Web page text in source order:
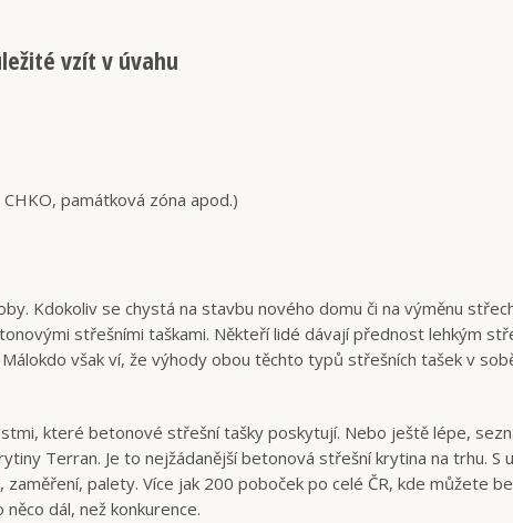
vzít v úvahu
památková zóna apod.)
Kdokoliv se chystá na stavbu nového domu či na výměnu
střešními taškami. Někteří lidé dávají přednost lehkým
Málokdo však ví, že výhody obou těchto typů střešních tašek v
které betonové střešní tašky poskytují. Nebo ještě lépe,
Terran. Je to nejžádanější betonová střešní krytina na trhu. S
zaměření, palety. Více jak 200 poboček po celé ČR, kde můžete
dál, než konkurence.